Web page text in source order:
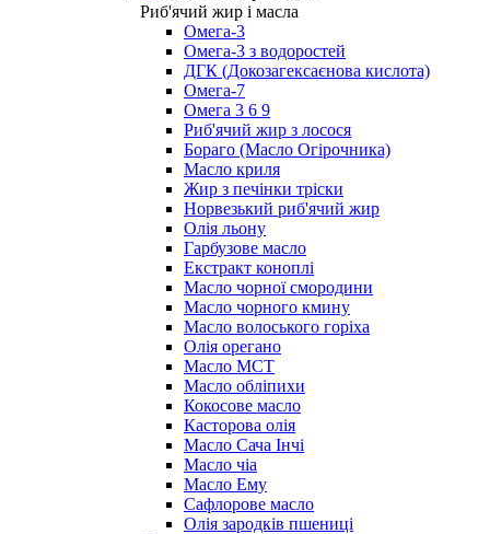
Риб'ячий жир і масла
Омега-3
Омега-3 з водоростей
ДГК (Докозагексаєнова кислота)
Омега-7
Омега 3 6 9
Риб'ячий жир з лосося
Бораго (Масло Огірочника)
Масло криля
Жир з печінки тріски
Норвезький риб'ячий жир
Олія льону
Гарбузове масло
Екстракт коноплі
Масло чорної смородини
Масло чорного кмину
Масло волоського горіха
Олія орегано
Масло МСТ
Масло обліпихи
Кокосове масло
Касторова олія
Масло Сача Інчі
Масло чіа
Масло Ему
Сафлорове масло
Олія зародків пшениці